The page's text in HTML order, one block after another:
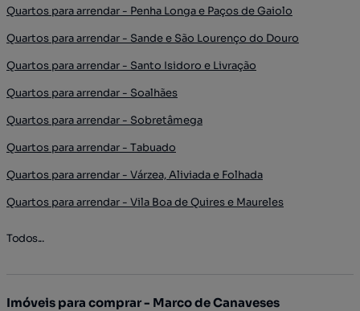
Quartos para arrendar - Penha Longa e Paços de Gaiolo
Quartos para arrendar - Sande e São Lourenço do Douro
Quartos para arrendar - Santo Isidoro e Livração
Quartos para arrendar - Soalhães
Quartos para arrendar - Sobretâmega
Quartos para arrendar - Tabuado
Quartos para arrendar - Várzea, Aliviada e Folhada
Quartos para arrendar - Vila Boa de Quires e Maureles
Todos...
Imóveis para comprar - Marco de Canaveses